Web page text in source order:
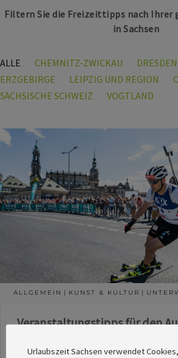
Filtern Sie die Freizeittipps nach Ihrer
in Sachsen
ALLE CHEMNITZ-ZWICKAU DRESDEN
ERZGEBIRGE
LEIPZIG UND REGION
SÄCHSISCHE SCHWEIZ
VOGTLAND
ALLGEMEIN KUNST & KULTUR
Veranstaltungstipps für den
Urlaubszeit Sachsen verwendet